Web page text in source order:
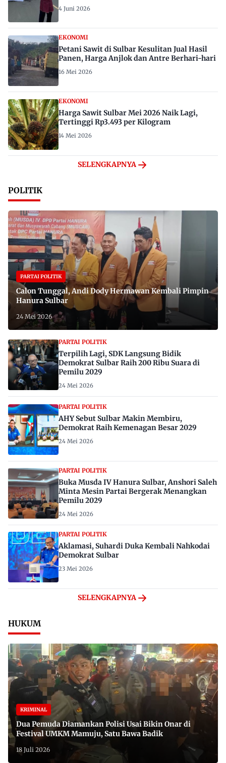
4 Juni 2026
EKONOMI
Petani Sawit di Sulbar Kesulitan Jual Hasil
Panen, Harga Anjlok dan Antre Berhari-hari
16 Mei 2026
EKONOMI
Harga Sawit Sulbar Mei 2026 Naik Lagi,
Tertinggi Rp3.493 per Kilogram
14 Mei 2026
SELENGKAPNYA
POLITIK
PARTAI POLITIK
Calon Tunggal, Andi Dody Hermawan Kembali Pimpin
Hanura Sulbar
24 Mei 2026
PARTAI POLITIK
Terpilih Lagi, SDK Langsung Bidik
Demokrat Sulbar Raih 200 Ribu Suara di
Pemilu 2029
24 Mei 2026
PARTAI POLITIK
AHY Sebut Sulbar Makin Membiru,
Demokrat Raih Kemenagan Besar 2029
24 Mei 2026
PARTAI POLITIK
Buka Musda IV Hanura Sulbar, Anshori Saleh
Minta Mesin Partai Bergerak Menangkan
Pemilu 2029
24 Mei 2026
PARTAI POLITIK
Aklamasi, Suhardi Duka Kembali Nahkodai
Demokrat Sulbar
23 Mei 2026
SELENGKAPNYA
HUKUM
KRIMINAL
Dua Pemuda Diamankan Polisi Usai Bikin Onar di
Festival UMKM Mamuju, Satu Bawa Badik
18 Juli 2026